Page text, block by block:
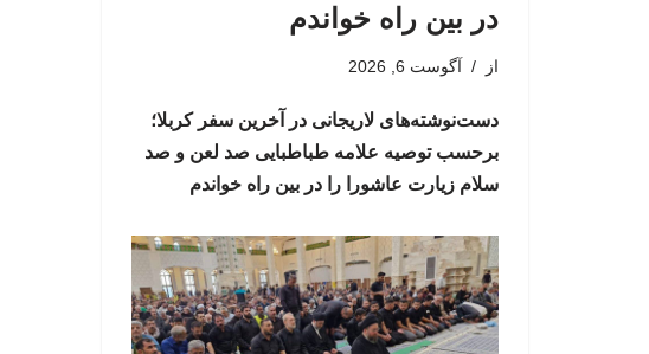
در بین راه خواندم
از آگوست 6, 2026
دست‌نوشته‌های لاریجانی در آخرین سفر کربلا؛
برحسب توصیه علامه طباطبایی صد لعن و صد
سلام زیارت عاشورا را در بین راه خواندم